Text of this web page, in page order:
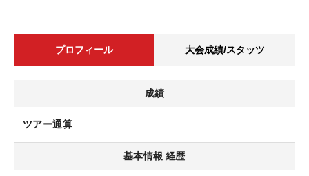
プロフィール 大会成績/スタッツ
成績
ツアー通算
基本情報 経歴